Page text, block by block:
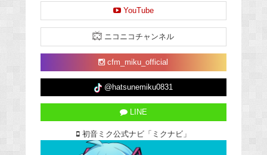
YouTube
ニコニコチャンネル
cfm_miku_official
@hatsunemiku0831
LINE
初音ミク公式ナビ「ミクナビ」